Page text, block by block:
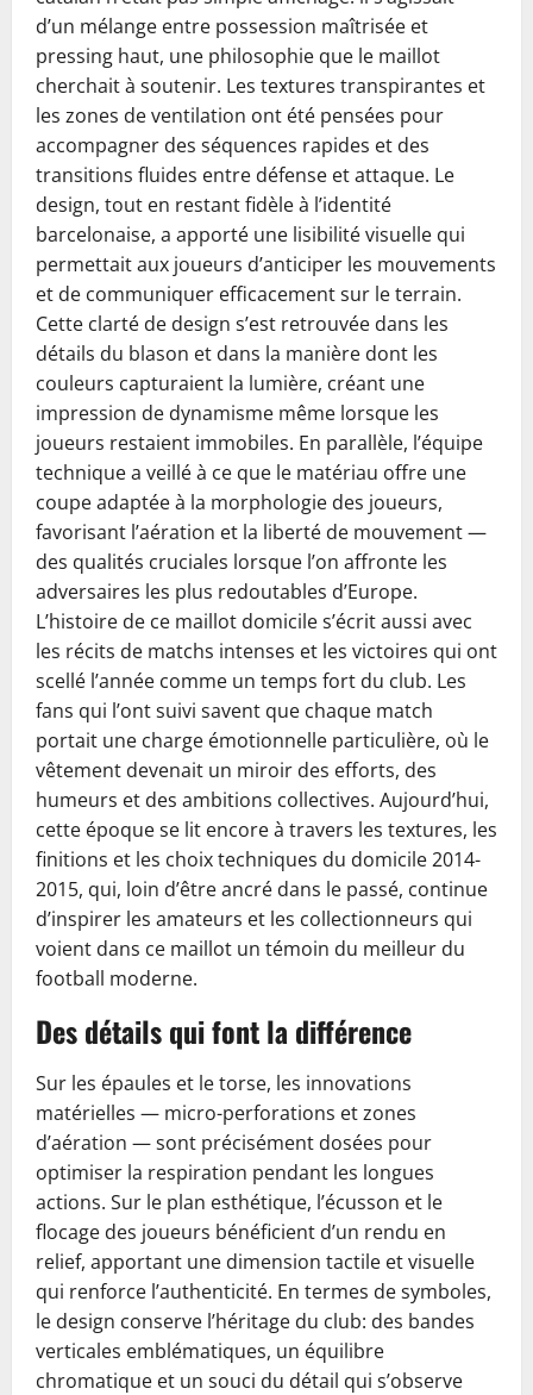
d’un mélange entre possession maîtrisée et
pressing haut, une philosophie que le maillot
cherchait à soutenir. Les textures transpirantes et
les zones de ventilation ont été pensées pour
accompagner des séquences rapides et des
transitions fluides entre défense et attaque. Le
design, tout en restant fidèle à l’identité
barcelonaise, a apporté une lisibilité visuelle qui
permettait aux joueurs d’anticiper les mouvements
et de communiquer efficacement sur le terrain.
Cette clarté de design s’est retrouvée dans les
détails du blason et dans la manière dont les
couleurs capturaient la lumière, créant une
impression de dynamisme même lorsque les
joueurs restaient immobiles. En parallèle, l’équipe
technique a veillé à ce que le matériau offre une
coupe adaptée à la morphologie des joueurs,
favorisant l’aération et la liberté de mouvement —
des qualités cruciales lorsque l’on affronte les
adversaires les plus redoutables d’Europe.
L’histoire de ce maillot domicile s’écrit aussi avec
les récits de matchs intenses et les victoires qui ont
scellé l’année comme un temps fort du club. Les
fans qui l’ont suivi savent que chaque match
portait une charge émotionnelle particulière, où le
vêtement devenait un miroir des efforts, des
humeurs et des ambitions collectives. Aujourd’hui,
cette époque se lit encore à travers les textures, les
finitions et les choix techniques du domicile 2014-
2015, qui, loin d’être ancré dans le passé, continue
d’inspirer les amateurs et les collectionneurs qui
voient dans ce maillot un témoin du meilleur du
football moderne.
Des détails qui font la différence
Sur les épaules et le torse, les innovations
matérielles — micro-perforations et zones
d’aération — sont précisément dosées pour
optimiser la respiration pendant les longues
actions. Sur le plan esthétique, l’écusson et le
flocage des joueurs bénéficient d’un rendu en
relief, apportant une dimension tactile et visuelle
qui renforce l’authenticité. En termes de symboles,
le design conserve l’héritage du club: des bandes
verticales emblématiques, un équilibre
chromatique et un souci du détail qui s’observe